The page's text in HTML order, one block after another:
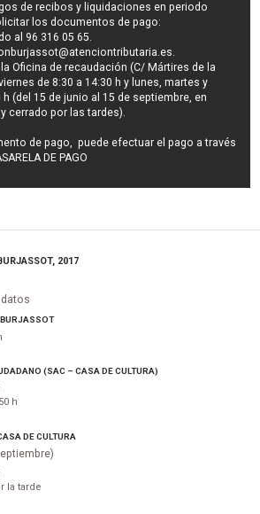
derecibos y liquidaciones en periodo
los documentos de pago:
al 96 316 05 65.
.
Oficina de recaudación (C/ Mártires de la
de 8:30 a 14:30 h y lunes, martes y
(del 15 de junio al 15 de septiembre, en
cerrado por las tardes).
de pago, puede efectuar el pago a través
DE PAGO
2017
(SAC – CASA DE CULTURA)
h
DE CULTURA
la tarde